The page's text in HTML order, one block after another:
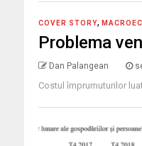
COVER STORY,
Problema
Dan Palangean
Costul împrumuturilor